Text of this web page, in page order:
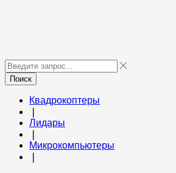
Поиск
Квадрокоптеры
Лидары
Микрокомпьютеры